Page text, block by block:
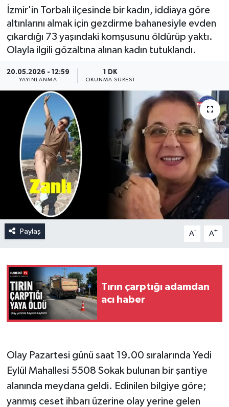
İzmir'in Torbalı ilçesinde bir kadın, iddiaya göre
altınlarını almak için gezdirme bahanesiyle evden
çıkardığı 73 yaşındaki komşusunu öldürüp yaktı.
Olayla ilgili gözaltına alınan kadın tutuklandı.
20.05.2026 - 12:59
YAYINLANMA
1 DK
OKUNMA SÜRESI
Paylaş A- A+
Tırın çarptığı adamdan
acı haber
Olay Pazartesi günü saat 19.00 sıralarında Yedi
Eylül Mahallesi 5508 Sokak bulunan bir şantiye
alanında meydana geldi. Edinilen bilgiye göre;
yanmış ceset ihbarı üzerine olay yerine gelen
Haber Arşivi